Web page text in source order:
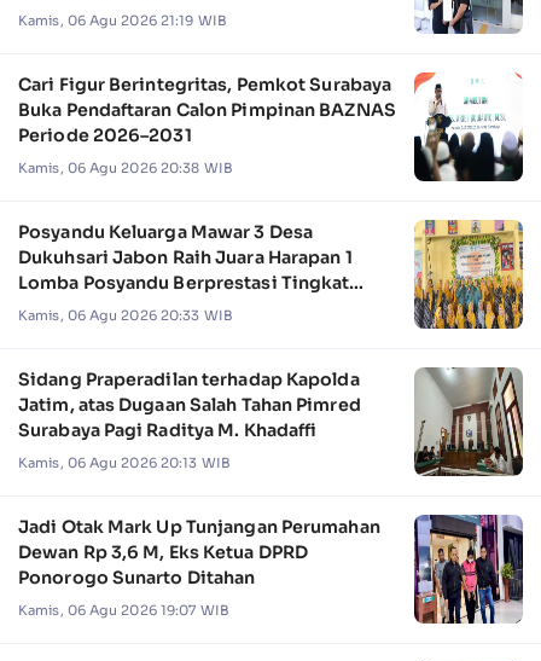
Kamis, 06 Agu 2026 21:19 WIB
Cari Figur Berintegritas, Pemkot Surabaya
Buka Pendaftaran Calon Pimpinan BAZNAS
Periode 2026–2031
Kamis, 06 Agu 2026 20:38 WIB
Posyandu Keluarga Mawar 3 Desa
Dukuhsari Jabon Raih Juara Harapan 1
Lomba Posyandu Berprestasi Tingkat
Jawa Timur 2026
Kamis, 06 Agu 2026 20:33 WIB
Sidang Praperadilan terhadap Kapolda
Jatim, atas Dugaan Salah Tahan Pimred
Surabaya Pagi Raditya M. Khadaffi
Kamis, 06 Agu 2026 20:13 WIB
Jadi Otak Mark Up Tunjangan Perumahan
Dewan Rp 3,6 M, Eks Ketua DPRD
Ponorogo Sunarto Ditahan
Kamis, 06 Agu 2026 19:07 WIB